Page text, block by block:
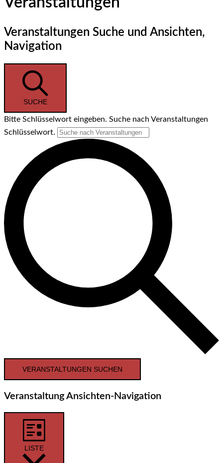
Veranstaltungen Suche und Ansichten,
Navigation
SUCHE
Bitte Schlüsselwort eingeben. Suche nach Veranstaltungen
Schlüsselwort.
VERANSTALTUNGEN SUCHEN
Veranstaltung Ansichten-Navigation
LISTE